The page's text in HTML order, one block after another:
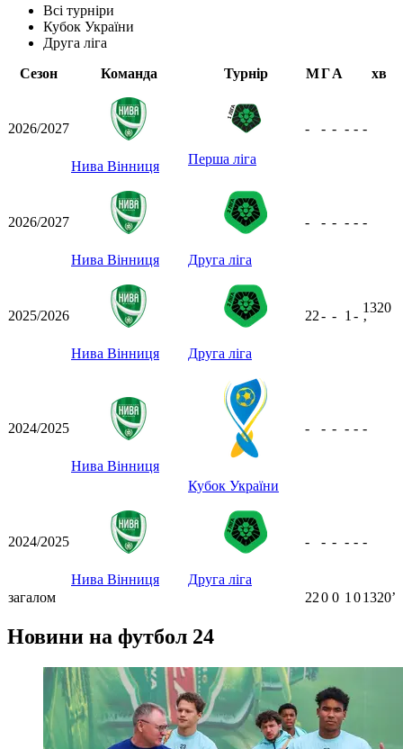
Всі турніри
Кубок України
Друга ліга
Сезон
Команда Турнір МГА хв
2026/2027
Нива Вінниця Перша ліга
- - - - - -
2026/2027
Нива Вінниця Друга ліга
- - - - - -
2025/2026
Нива Вінниця Друга ліга
22- - 1 -
1320
ʼ
2024/2025
Нива Вінниця
Кубок України
- - - - - -
2024/2025
Нива Вінниця Друга ліга
- - - - - -
загалом 220 0 1 01320ʼ
Новини на футбол 24